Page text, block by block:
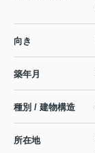
向き
築年月
種別 / 建物構造
所在地